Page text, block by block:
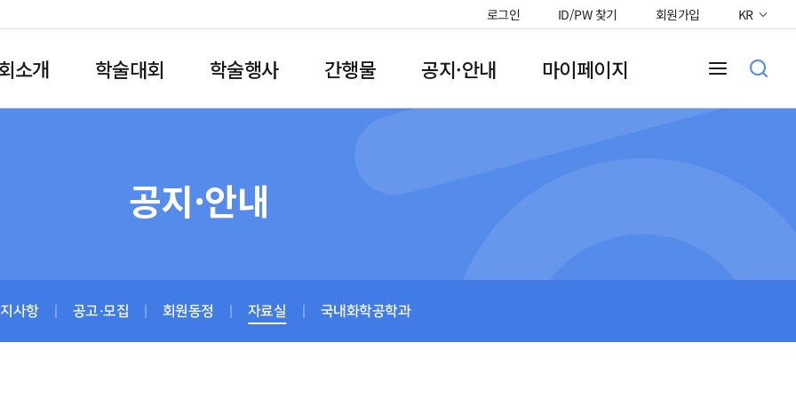
로그인 ID/PW 찾기 회원가입 KR
소개 학술대회 학술행사 간행물 공지·안내 마이페이지
공지·안내
사항 공고·모집 회원동정 자료실 국내화학공학과